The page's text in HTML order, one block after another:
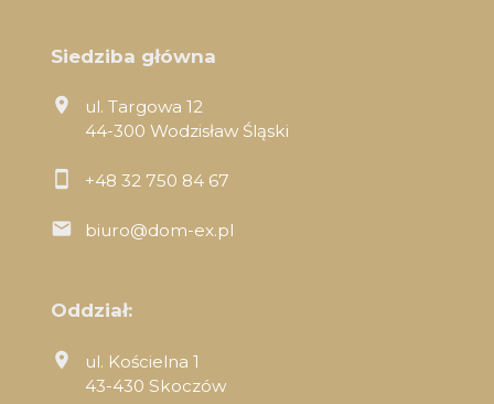
Siedziba główna
ul. Targowa 12
44-300 Wodzisław Śląski
+48 32 750 84 67
biuro@dom-ex.pl
Oddział:
ul. Kościelna 1
43-430 Skoczów